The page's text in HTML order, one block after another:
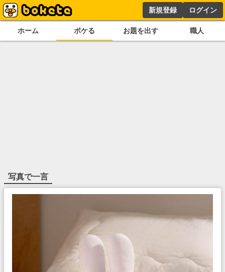
新規登録 ログイン
ホーム ボケる お題を出す 職人
写真で一言